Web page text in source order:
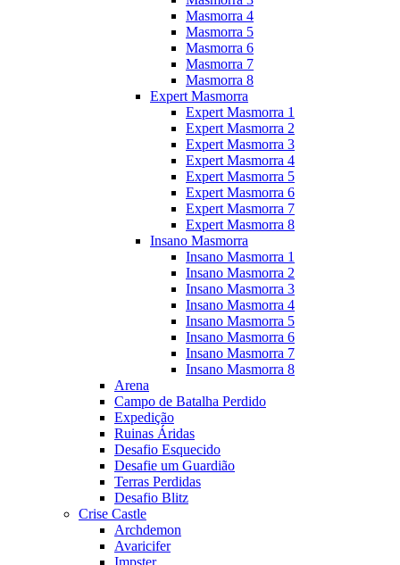
Masmorra 4
Masmorra 5
Masmorra 6
Masmorra 7
Masmorra 8
Expert Masmorra
Expert Masmorra 1
Expert Masmorra 2
Expert Masmorra 3
Expert Masmorra 4
Expert Masmorra 5
Expert Masmorra 6
Expert Masmorra 7
Expert Masmorra 8
Insano Masmorra
Insano Masmorra 1
Insano Masmorra 2
Insano Masmorra 3
Insano Masmorra 4
Insano Masmorra 5
Insano Masmorra 6
Insano Masmorra 7
Insano Masmorra 8
Arena
Campo de Batalha Perdido
Expedição
Ruinas Áridas
Desafio Esquecido
Desafie um Guardião
Terras Perdidas
Desafio Blitz
Crise Castle
Archdemon
Avaricifer